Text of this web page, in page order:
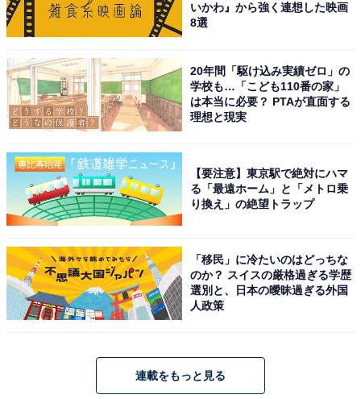
いかわ』から強く連想した映画
8選
20年間「駆け込み実績ゼロ」の
学校も…「こども110番の家」
は本当に必要？ PTAが直面する
理想と現実
【要注意】東京駅で絶対にハマ
る「最遠ホーム」と「メトロ乗
り換え」の絶望トラップ
「移民」に冷たいのはどっちな
のか？ スイスの厳格過ぎる学歴
選別と、日本の曖昧過ぎる外国
人政策
連載をもっと見る